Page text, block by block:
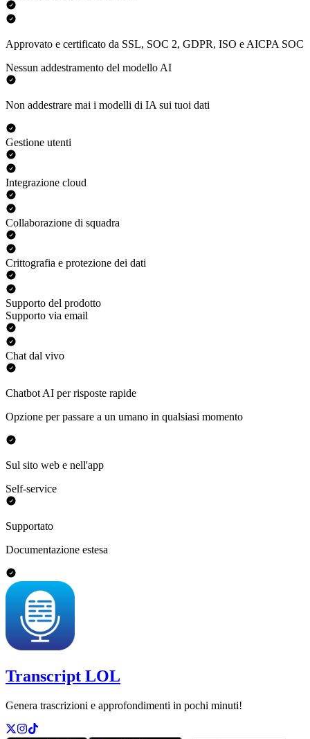
Approvato e certificato da SSL, SOC 2, GDPR, ISO e AICPA SOC
Nessun addestramento del modello AI
Non addestrare mai i modelli di IA sui tuoi dati
Gestione utenti
Integrazione cloud
Collaborazione di squadra
Crittografia e protezione dei dati
Supporto del prodotto
Supporto via email
Chat dal vivo
Chatbot AI per risposte rapide
Opzione per passare a un umano in qualsiasi momento
Sul sito web e nell'app
Self-service
Supportato
Documentazione estesa
Transcript LOL
Genera trascrizioni e approfondimenti in pochi minuti!